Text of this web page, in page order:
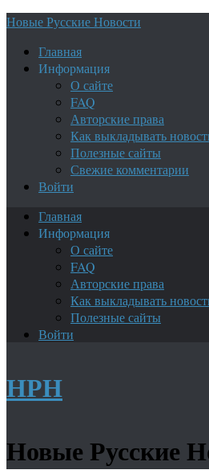
Новые Русские Новости
Главная
Информация
О сайте
FAQ
Авторские права
Как выкладывать
Полезные сайты
Свежие комментарии
Войти
Главная
Информация
О сайте
FAQ
Авторские права
Как выкладывать
Полезные сайты
Войти
НРН
Новые Русские